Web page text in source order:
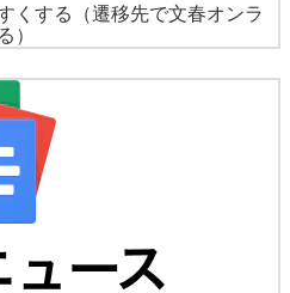
くする
（遷移先で文春オンラ
）